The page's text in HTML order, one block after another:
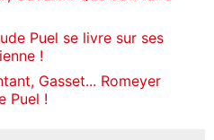
Puel se livre sur ses
!
Gasset... Romeyer
Puel !